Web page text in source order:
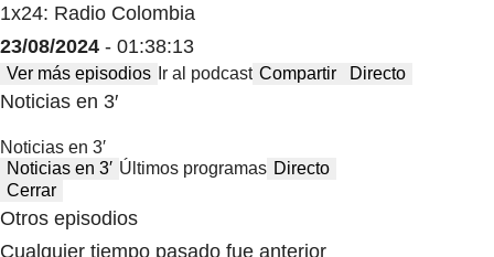
1x24: Radio Colombia
23/08/2024 - 01:38:13
Ver más episodios Ir al podcast Compartir Directo
Noticias en 3′
Noticias en 3′
Noticias en 3′ Últimos programas Directo
Cerrar
Otros episodios
Cualquier tiempo pasado fue anterior